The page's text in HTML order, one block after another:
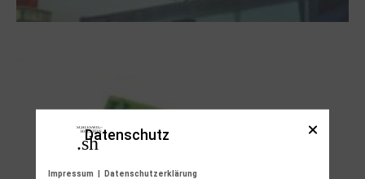
Datenschutz
Impressum Datenschutzerklärung